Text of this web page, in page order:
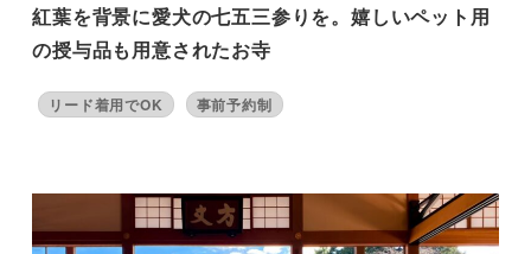
紅葉を背景に愛犬の七五三参りを。嬉しいペット用
の授与品も用意されたお寺
リード着用でOK 事前予約制